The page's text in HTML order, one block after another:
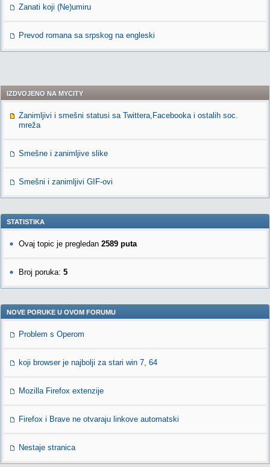
Zanati koji (Ne)umiru
Prevod romana sa srpskog na engleski
IZDVOJENO NA MYCITY
Zanimljivi i smešni statusi sa Twittera,Facebooka i ostalih soc.
mreža
Smešne i zanimljive slike
Smešni i zanimljivi GIF-ovi
STATISTIKA
Ovaj topic je pregledan 2589 puta
Broj poruka: 5
NOVE PORUKE U OVOM FORUMU
Problem s Operom
koji browser je najbolji za stari win 7, 64
Mozilla Firefox extenzije
Firefox i Brave ne otvaraju linkove automatski
Nestaje stranica